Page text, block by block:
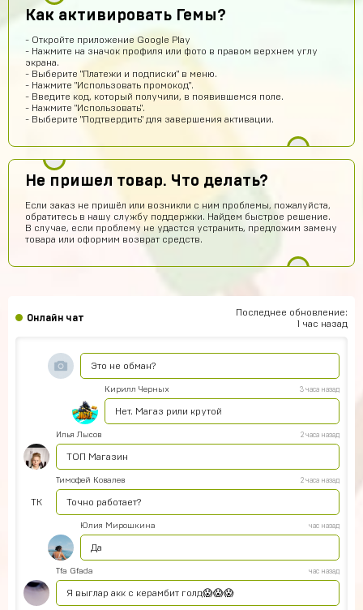
Как активировать Гемы?
- Откройте приложение Google Play
- Нажмите на значок профиля или фото в правом верхнем углу
экрана.
- Выберите "Платежи и подписки" в меню.
- Нажмите "Использовать промокод".
- Введите код, который получили, в появившемся поле.
- Нажмите "Использовать".
- Выберите "Подтвердить" для завершения активации.
Не пришел товар. Что делать?
Если заказ не пришёл или возникли с ним проблемы, пожалуйста,
обратитесь в нашу службу поддержки. Найдем быстрое решение.
В случае, если проблему не удастся устранить, предложим замену
товара или оформим возврат средств.
Онлайн чат
Последнее обновление:
1 час назад
Всеволод Кожин
Пацаны сайт рили робит! Взял гемов длали промокод
вел в гугл плей и все пришло! Я апж не поверил
Геннадий Быков
и ахуел что за такую цену не наебали
Кирилл Иванов
ЕК
Егор Карачев 6 часов назад
Топ сайт!
dranik 5 часов назад
спс
Всё прекрасно робит аккаунт топчик))
Это не обман?
Кирилл Черных 3 часа назад
Нет. Магаз рили крутой
Илья Лысов 2 часа назад
ТОП Магазин
ТК
Тимофей Ковалев 2 часа назад
Точно работает?
Юлия Мирошкина час назад
Да
Tfa Gfada час назад
Я выглар акк с керамбит голд😱😱😱